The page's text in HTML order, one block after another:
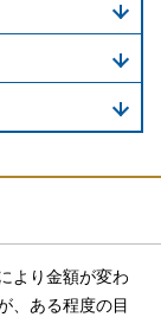
より金額が変わ
、ある程度の目